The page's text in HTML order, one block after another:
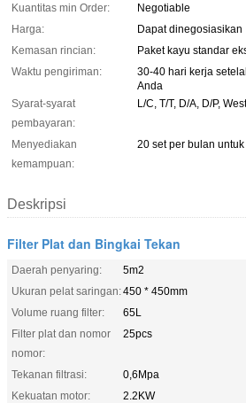
Kuantitas min Order:
Negotiable
Harga:
Dapat dinegosiasikan
Kemasan rincian:
Paket kayu standar
Waktu pengiriman:
30-40 hari kerja
Anda
Syarat-syarat
pembayaran:
L/C, T/T, D/A, D/P,
Menyediakan
kemampuan:
20 set per bulan
Deskripsi
Filter Plat dan Bingkai Tekan
Daerah penyaring:
5m2
Ukuran pelat saringan:450 * 450mm
Volume ruang filter:
65L
Filter plat dan nomor
nomor:
25pcs
Tekanan filtrasi:
0,6Mpa
Kekuatan motor:
2.2KW